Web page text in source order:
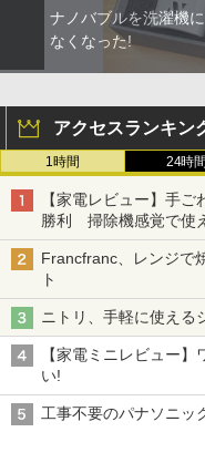
ナノバブルを洗濯機
なくなった!
アクセスランキン
1時間 24時間
【家電レビュー】手
勝利 掃除機感覚で使
Francfranc、レンジで
ト
ニトリ、手軽に使える
【家電ミニレビュー
い!
工事不要のパナソニ